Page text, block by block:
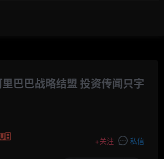
巴巴战略结盟 投资传闻只字
+关注 私信